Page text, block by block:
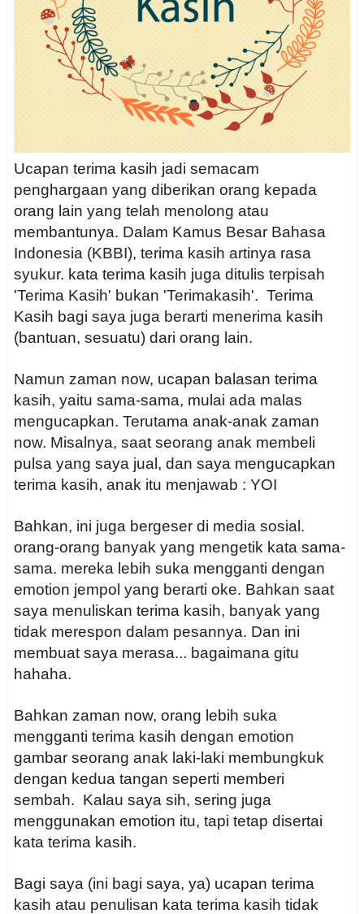
Ucapan terima kasih jadi semacam
penghargaan yang diberikan orang kepada
orang lain yang telah menolong atau
membantunya. Dalam Kamus Besar Bahasa
Indonesia (KBBI), terima kasih artinya rasa
syukur. kata terima kasih juga ditulis terpisah
'Terima Kasih' bukan 'Terimakasih'. Terima
Kasih bagi saya juga berarti menerima kasih
(bantuan, sesuatu) dari orang lain.
Namun zaman now, ucapan balasan terima
kasih, yaitu sama-sama, mulai ada malas
mengucapkan. Terutama anak-anak zaman
now. Misalnya, saat seorang anak membeli
pulsa yang saya jual, dan saya mengucapkan
terima kasih, anak itu menjawab : YOI
Bahkan, ini juga bergeser di media sosial.
orang-orang banyak yang mengetik kata sama-
sama. mereka lebih suka mengganti dengan
emotion jempol yang berarti oke. Bahkan saat
saya menuliskan terima kasih, banyak yang
tidak merespon dalam pesannya. Dan ini
membuat saya merasa... bagaimana gitu
hahaha.
Bahkan zaman now, orang lebih suka
mengganti terima kasih dengan emotion
gambar seorang anak laki-laki membungkuk
dengan kedua tangan seperti memberi
sembah. Kalau saya sih, sering juga
menggunakan emotion itu, tapi tetap disertai
kata terima kasih.
Bagi saya (ini bagi saya, ya) ucapan terima
kasih atau penulisan kata terima kasih tidak